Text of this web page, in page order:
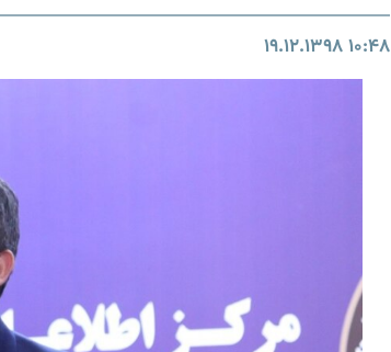
۱۰:۴۸ ۱۹.۱۲.۱۳۹۸